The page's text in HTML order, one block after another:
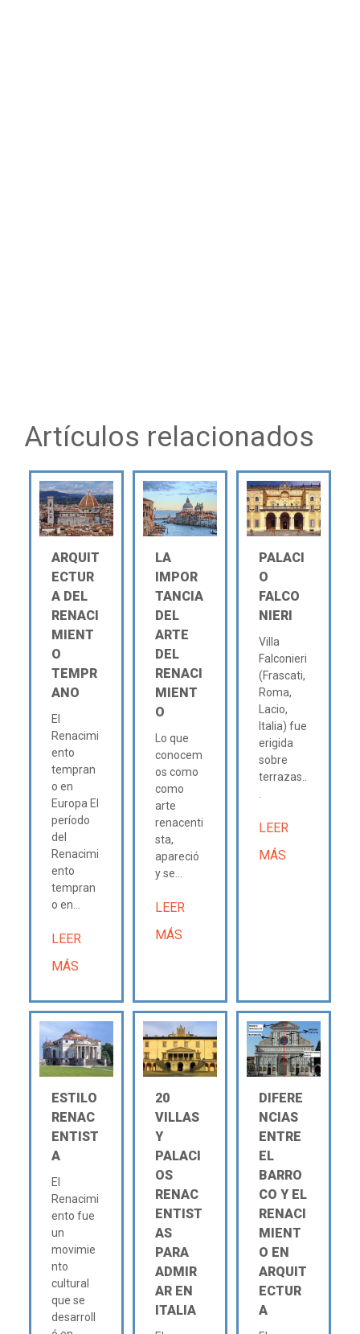
Artículos relacionados
ARQUIT
ECTUR
A DEL
RENACI
MIENT
O
TEMPR
ANO
El
Renacimi
ento
tempran
o en
Europa El
período
del
Renacimi
ento
tempran
o en...
LEER
MÁS
LA
IMPOR
TANCIA
DEL
ARTE
DEL
RENACI
MIENT
O
Lo que
conocem
os como
como
arte
renacenti
sta,
apareció
y se...
LEER
MÁS
PALACI
O
FALCO
NIERI
Villa
Falconieri
(Frascati,
Roma,
Lacio,
Italia) fue
erigida
sobre
terrazas..
LEER
MÁS
ESTILO
RENAC
ENTIST
A
El
Renacimi
ento fue
un
movimie
nto
cultural
que se
desarroll
20
VILLAS
Y
PALACI
OS
RENAC
ENTIST
AS
PARA
ADMIR
AR EN
ITALIA
DIFERE
NCIAS
ENTRE
EL
BARRO
CO Y EL
RENACI
MIENT
O EN
ARQUIT
ECTUR
A